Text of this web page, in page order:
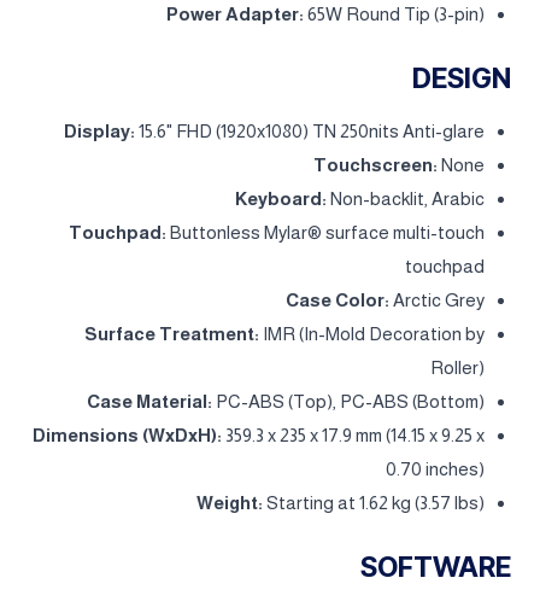
Power Adapter: 65W Round Tip (3-pin)
DESIGN
Display: 15.6" FHD (1920x1080) TN 250nits Anti-glare
Touchscreen: None
Keyboard: Non-backlit, Arabic
Touchpad: Buttonless Mylar® surface multi-touch
touchpad
Case Color: Arctic Grey
Surface Treatment: IMR (In-Mold Decoration by
Roller)
Case Material: PC-ABS (Top), PC-ABS (Bottom)
Dimensions (WxDxH): 359.3 x 235 x 17.9 mm (14.15 x 9.25 x
0.70 inches)
Weight: Starting at 1.62 kg (3.57 lbs)
SOFTWARE